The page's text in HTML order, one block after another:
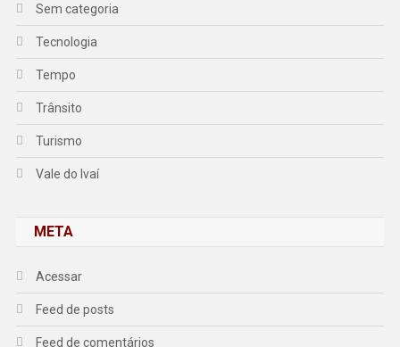
Sem categoria
Tecnologia
Tempo
Trânsito
Turismo
Vale do Ivaí
META
Acessar
Feed de posts
Feed de comentários